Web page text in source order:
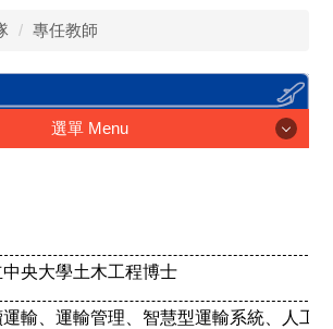
專任教師
選單 Menu
中央大學土木工程博士
運輸、運輸管理、智慧型運輸系統、人工